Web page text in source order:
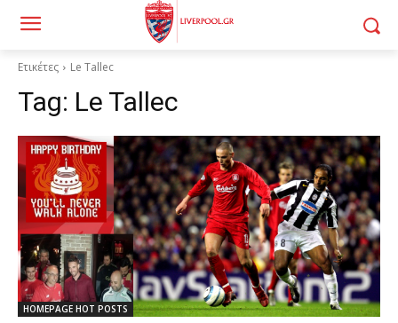
Ετικέτες Le Tallec
Tag: Le Tallec
HOMEPAGE HOT POSTS